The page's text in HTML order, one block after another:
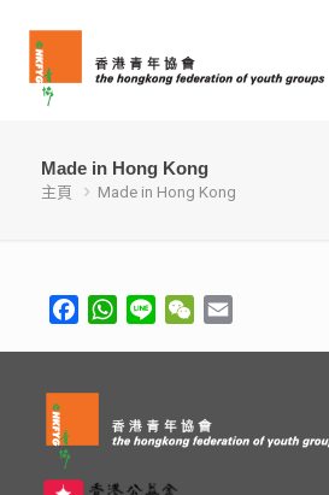
Made in Hong Kong
主頁 Made in Hong Kong
FacebookWhatsApp
Line WeChat